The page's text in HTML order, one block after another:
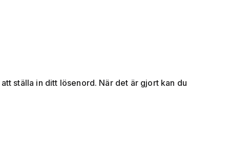
ställa in ditt lösenord. När det är gjort kan du